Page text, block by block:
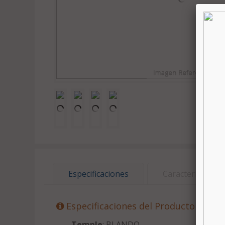
Especificaciones
Especificaciones del Producto